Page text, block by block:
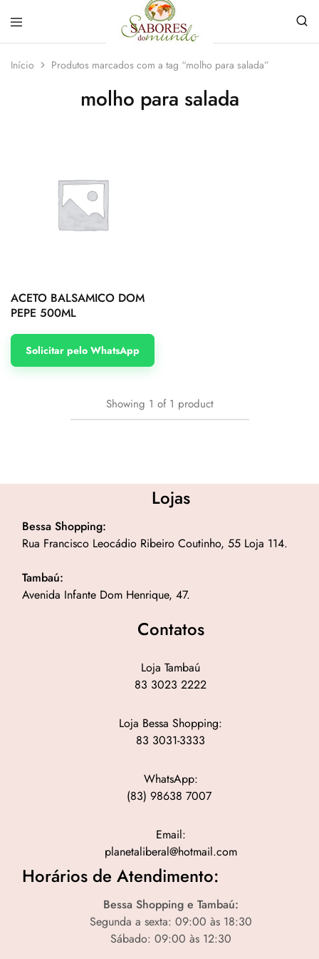
do
Mundo
loja
de
Especiarias
Início Produtos marcados com a tag “molho para salada”
molho para salada
ACETO BALSAMICO DOM
PEPE 500ML
Solicitar pelo WhatsApp
Showing 1 of 1 product
Lojas
Bessa Shopping:
Rua Francisco Leocádio Ribeiro Coutinho, 55 Loja 114.
Tambaú:
Avenida Infante Dom Henrique, 47.
Contatos
Loja Tambaú
83 3023 2222
Loja Bessa Shopping:
83 3031-3333
WhatsApp:
(83) 98638 7007
Email:
planetaliberal@hotmail.com
Horários de Atendimento:
Bessa Shopping e Tambaú:
Segunda a sexta: 09:00 às 18:30
Sábado: 09:00 às 12:30